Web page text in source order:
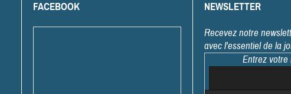
FACEBOOK NEWSLETTER
Recevez notre
avec l'essentiel de la
Entrez votre